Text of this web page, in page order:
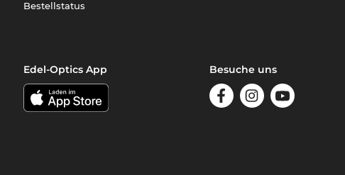
Bestellstatus
Edel-Optics App Besuche uns